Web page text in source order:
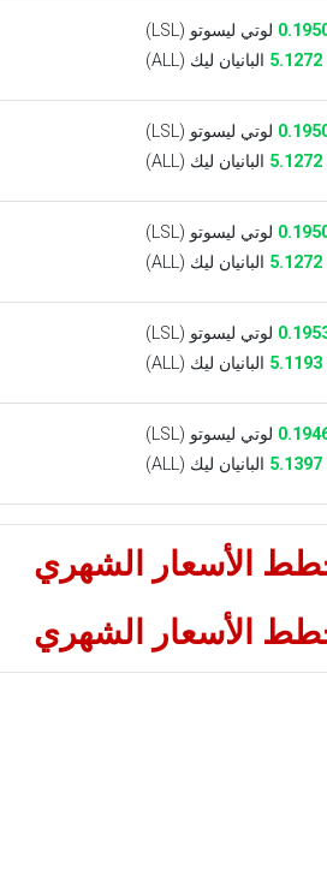
لوتي ليسوتو (LSL)
5.1272 البانيان ليك (ALL)
لوتي ليسوتو (LSL)
5.1272 البانيان ليك (ALL)
لوتي ليسوتو (LSL)
5.1272 البانيان ليك (ALL)
لوتي ليسوتو (LSL)
5.1193 البانيان ليك (ALL)
لوتي ليسوتو (LSL)
5.1397 البانيان ليك (ALL)
الأسعار الشهري
الأسعار الشهري